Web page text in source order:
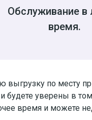
Обслуживание в
время.
по месту
будете уверены в
время и можете